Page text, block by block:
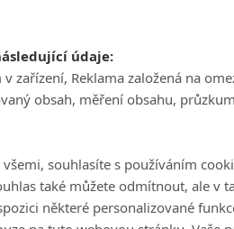
který tak otevírá seriálové
první série. V jeho životě
se kterými se
že jeho postava ještě má co
letos na podzim,
údaje:
zařízení, Reklama založená na
obsah, měření obsahu,
souhlasíte s používáním
také můžete odmítnout, ale v
některé personalizované